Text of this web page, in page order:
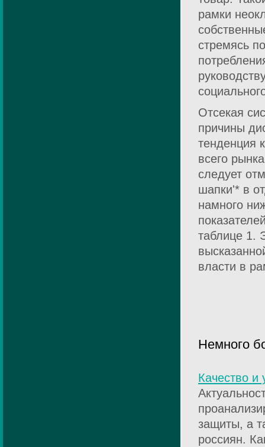
рамки
стремясь
Отсекая
причины
тенденция
всего
следует
шапки'* в
намного
таблице 1.
власти в
Немного
Качество и
защиты, а
россиян.